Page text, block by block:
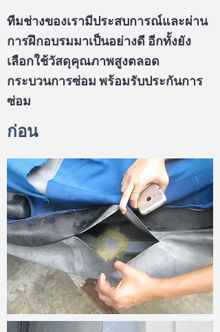
ทีมช่างของเรามีประสบการณ์และผ่าน
การฝึกอบรมมาเป็นอย่างดี อีกทั้งยัง
เลือกใช้วัสดุคุณภาพสูงตลอด
กระบวนการซ่อม พร้อมรับประกันการ
ซ่อม
ก่อน